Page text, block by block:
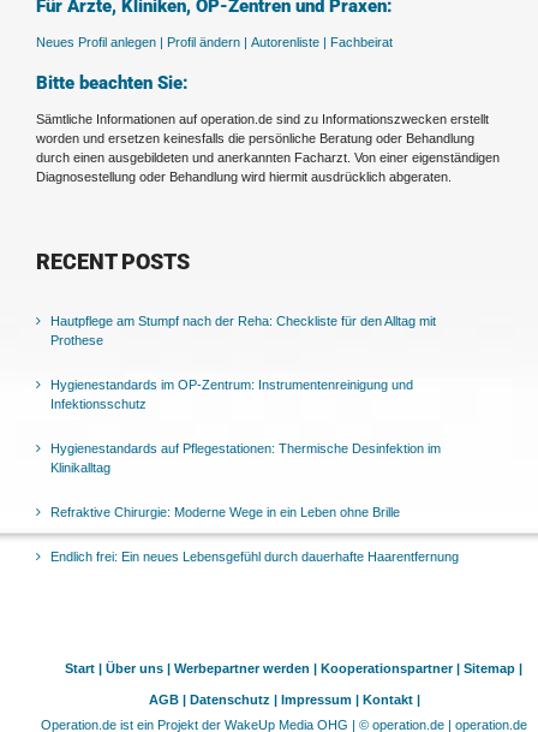
Für Ärzte, Kliniken, OP-Zentren und Praxen:
Neues Profil anlegen | Profil ändern | Autorenliste | Fachbeirat
Bitte beachten Sie:
Sämtliche Informationen auf operation.de sind zu Informationszwecken erstellt
worden und ersetzen keinesfalls die persönliche Beratung oder Behandlung
durch einen ausgebildeten und anerkannten Facharzt. Von einer eigenständigen
Diagnosestellung oder Behandlung wird hiermit ausdrücklich abgeraten.
RECENT POSTS
Hautpflege am Stumpf nach der Reha: Checkliste für den Alltag mit
Prothese
Hygienestandards im OP-Zentrum: Instrumentenreinigung und
Infektionsschutz
Hygienestandards auf Pflegestationen: Thermische Desinfektion im
Klinikalltag
Refraktive Chirurgie: Moderne Wege in ein Leben ohne Brille
Endlich frei: Ein neues Lebensgefühl durch dauerhafte Haarentfernung
Start | Über uns | Werbepartner werden | Kooperationspartner | Sitemap |
AGB | Datenschutz | Impressum |
Kontakt |
Operation.de ist ein Projekt der WakeUp Media OHG | © operation.de | operation.de